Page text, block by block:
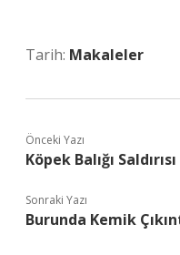
Tarih: Makaleler
Önceki Yazı
Köpek Balığı
Sonraki Yazı
Burunda Kemik